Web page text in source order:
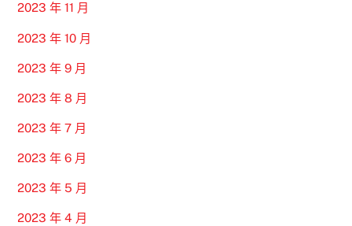
2023 年 11 月
2023 年 10 月
2023 年 9 月
2023 年 8 月
2023 年 7 月
2023 年 6 月
2023 年 5 月
2023 年 4 月